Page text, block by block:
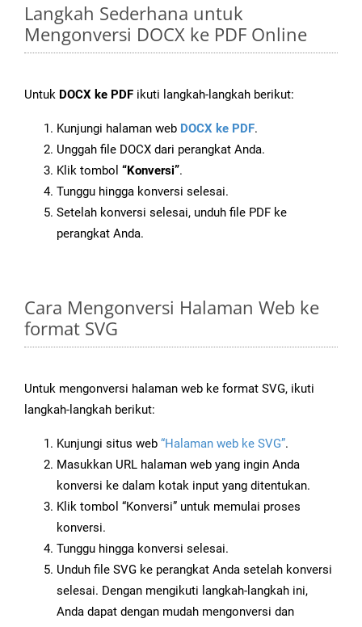
Langkah Sederhana untuk
Mengonversi DOCX ke PDF Online
Untuk DOCX ke PDF ikuti langkah-langkah berikut:
Kunjungi halaman web DOCX ke PDF.
Unggah file DOCX dari perangkat Anda.
Klik tombol “Konversi”.
Tunggu hingga konversi selesai.
Setelah konversi selesai, unduh file PDF ke
perangkat Anda.
Cara Mengonversi Halaman Web ke
format SVG
Untuk mengonversi halaman web ke format SVG, ikuti
langkah-langkah berikut:
Kunjungi situs web “Halaman web ke SVG”.
Masukkan URL halaman web yang ingin Anda
konversi ke dalam kotak input yang ditentukan.
Klik tombol “Konversi” untuk memulai proses
konversi.
Tunggu hingga konversi selesai.
Unduh file SVG ke perangkat Anda setelah konversi
selesai. Dengan mengikuti langkah-langkah ini,
Anda dapat dengan mudah mengonversi dan